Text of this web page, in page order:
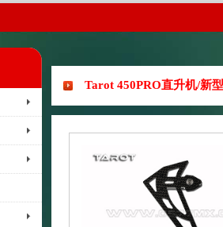
Tarot 450PRO直升机/新